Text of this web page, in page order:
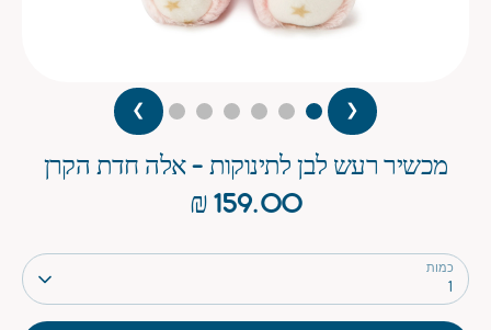
❮
❯
מכשיר רעש לבן לתינוקות - אלה חדת הקרן
159.00 ₪
כמות
1